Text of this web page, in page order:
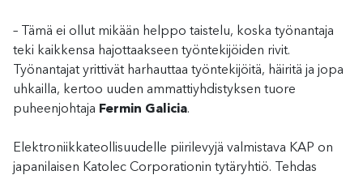
– Tämä ei ollut mikään helppo taistelu, koska työnantaja
teki kaikkensa hajottaakseen työntekijöiden rivit.
Työnantajat yrittivät harhauttaa työntekijöitä, häiritä ja jopa
uhkailla, kertoo uuden ammattiyhdistyksen tuore
puheenjohtaja Fermin Galicia.
Elektroniikkateollisuudelle piirilevyjä valmistava KAP on
japanilaisen Katolec Corporationin tytäryhtiö. Tehdas